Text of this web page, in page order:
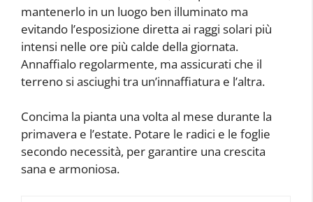
mantenerlo in un luogo ben illuminato ma
evitando l’esposizione diretta ai raggi solari più
intensi nelle ore più calde della giornata.
Annaffialo regolarmente, ma assicurati che il
terreno si asciughi tra un’innaffiatura e l’altra.
Concima la pianta una volta al mese durante la
primavera e l’estate. Potare le radici e le foglie
secondo necessità, per garantire una crescita
sana e armoniosa.